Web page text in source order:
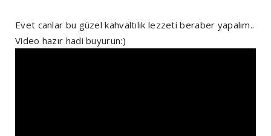
Evet canlar bu güzel kahvaltılık lezzeti beraber yapalım..
Video hazır hadi buyurun:)